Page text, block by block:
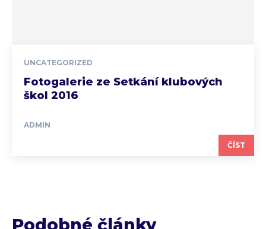
UNCATEGORIZED
Fotogalerie ze Setkání klubových
škol 2016
ADMIN
ČÍST